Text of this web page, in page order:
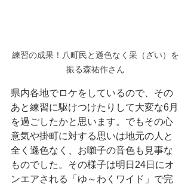
練習の成果！八町民と遜色なく采（ざい）を
振る森祐作さん
県内各地でロケをしているので、その
あと練習に駆けつけたりして大変な6月
を過ごしたかと思います。でもその心
意気や掛町に対する思いは地元の人と
全く遜色なく、お囃子の音色も見事な
ものでした。その様子は明日24日にオ
ンエアされる「ゆ～わくワイド」で完